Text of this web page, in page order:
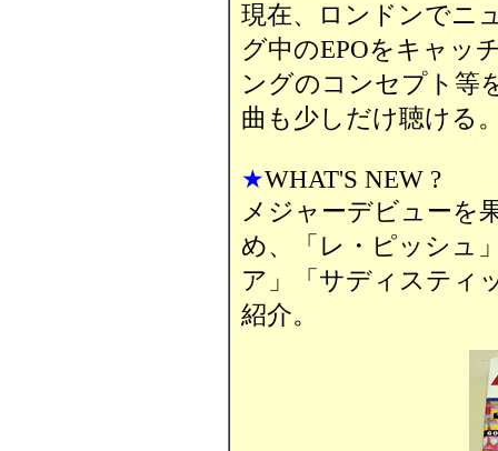
現在、ロンドンでニ
グ中のEPOをキャッ
ングのコンセプト等
曲も少しだけ聴ける
★WHAT'S NEW ?
メジャーデビューを
め、「レ・ピッシュ
ア」「サディスティ
紹介。